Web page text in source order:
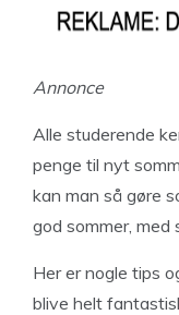
Annonce
Alle studerende
penge til nyt
kan man så gøre
god sommer, med
Her er nogle tips
blive helt